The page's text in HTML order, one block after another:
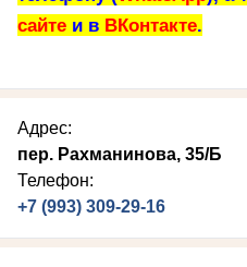
сайте и в ВКонтакте.
Адрес:
пер. Рахманинова, 35/Б
Телефон:
+7 (993) 309-29-16